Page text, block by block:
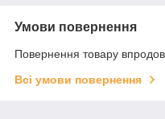
Умови повернення
Повернення товару
Всі умови повернення